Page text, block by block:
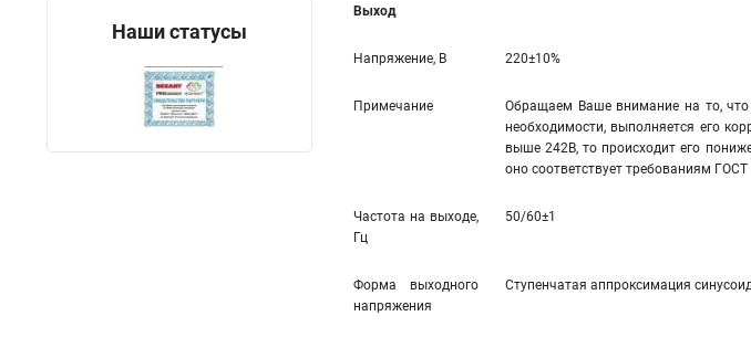
Наши статусы
Выход
Напряжение, В 220±10%
Примечание
Обращаем Ваше внимание на то, что
необходимости, выполняется его
выше 242В, то происходит его
оно соответствует требованиям ГОСТ
Частота на выходе,
Гц
50/60±1
Форма выходного
напряжения
Ступенчатая аппроксимация